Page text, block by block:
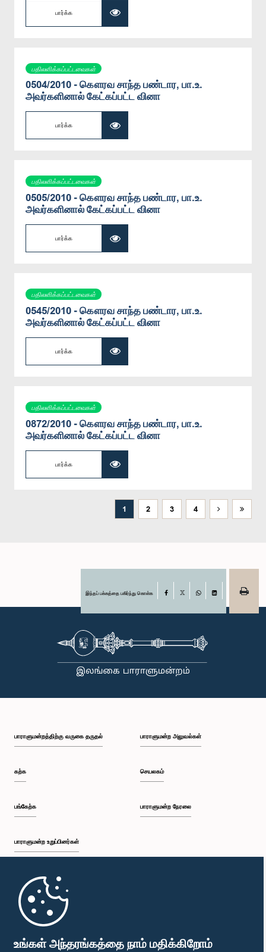
உங்கள் அந்தரங்கத்தை நாம் மதிக்கிறோம்
பார்க்க
பதிலளிக்கப்பட்டவைகள்
0504/2010 - கௌரவ சாந்த பண்டார, பா.உ.
அவர்களினால் கேட்கப்பட்ட வினா
பார்க்க
பதிலளிக்கப்பட்டவைகள்
0505/2010 - கௌரவ சாந்த பண்டார, பா.உ.
அவர்களினால் கேட்கப்பட்ட வினா
பார்க்க
பதிலளிக்கப்பட்டவைகள்
0545/2010 - கௌரவ சாந்த பண்டார, பா.உ.
அவர்களினால் கேட்கப்பட்ட வினா
பார்க்க
பதிலளிக்கப்பட்டவைகள்
0872/2010 - கௌரவ சாந்த பண்டார, பா.உ.
அவர்களினால் கேட்கப்பட்ட வினா
பார்க்க
1 2 3 4
இந்தப் பக்கத்தை பகிர்ந்து கொள்க Facebook
பாராளுமன்றத்திற்கு வருகை தருதல்
கற்க
பங்கேற்க
பாராளுமன்ற உறுப்பினர்கள்
முதற்பக்கம்
பாராளுமன்ற அலுவல்கள்
செயலகம்
பாராளுமன்ற நேரலை
பாராளுமன்ற கையடக்க செயலி